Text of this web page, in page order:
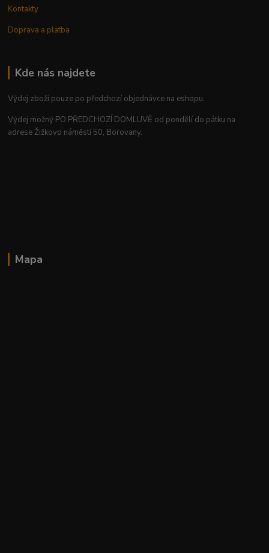
Kontakty
Doprava a platba
Kde nás najdete
Výdej zboží pouze po předchozí objednávce na eshopu.
Výdej možný PO PŘEDCHOZÍ DOMLUVĚ od pondělí do pátku na
adrese Žižkovo náměstí 50, Borovany.
Mapa